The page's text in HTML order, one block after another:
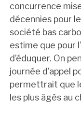
concurrence
décennies pour
société bas
estime que pour
d’éduquer. On
journée d’appel
permettrait que
les plus âgés au